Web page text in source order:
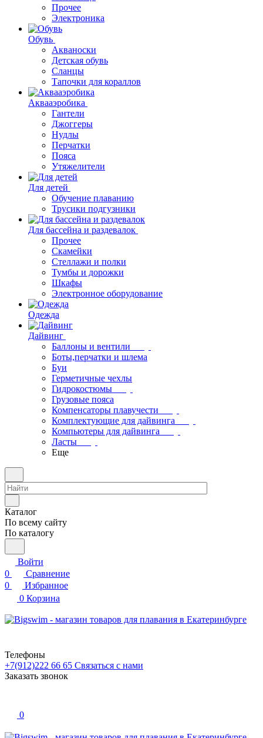
Прочее
Электроника
Обувь
Акваноски
Детская обувь
Сланцы
Тапочки для кораллов
Аквааэробика
Гантели
Джоггеры
Нудлы
Перчатки
Пояса
Утяжелители
Для детей
Обучение плаванию
Трусики подгузники
Для бассейна и раздевалок
Прочее
Скамейки
Стеллажи и полки
Тумбы и дорожки
Шкафы
Электронное оборудование
Одежда
Дайвинг
Баллоны и вентили
Боты,перчатки и шлема
Буи
Герметичные чехлы
Гидрокостюмы
Грузовые пояса
Компенсаторы плавучести
Комплектующие для дайвинга
Компьютеры для дайвинга
Ласты
Еще
Каталог
По всему сайту
По каталогу
Войти
0
Сравнение
0
Избранное
0 Корзина
Телефоны
+7(912)222 66 65 Связаться с нами
Заказать звонок
0